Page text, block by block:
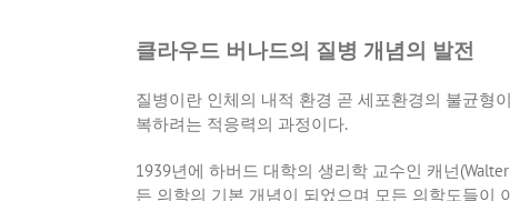
클라우드 버나드의 질병 개념의 발전
질병이란 인체의 내적 환경 곧 세포환경의 불균형
복하려는 적응력의 과정이다.
1939년에 하버드 대학의 생리학 교수인 캐넌
든 의학의 기본 개념이 되었으며 모든 의학도들이